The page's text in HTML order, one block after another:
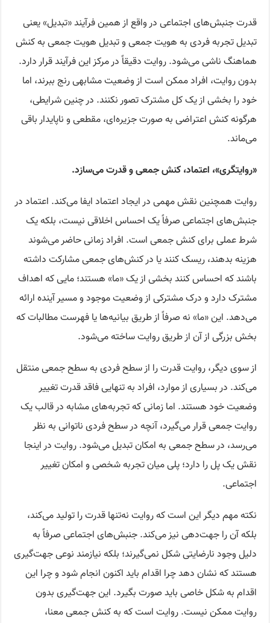
قدرت جنبش‌های اجتماعی در واقع از همین فرآیند «تبدیل» یعنی
تبدیل تجربه فردی به هویت جمعی و تبدیل هویت جمعی به کنش
هماهنگ ناشی می‌شود. روایت دقیقاً در مرکز این فرآیند قرار دارد.
بدون روایت، افراد ممکن است از وضعیت مشابهی رنج ببرند، اما
خود را بخشی از یک کل مشترک تصور نکنند. در چنین شرایطی،
هرگونه کنش اعتراضی به صورت جزیره‌ای، مقطعی و ناپایدار باقی
می‌ماند.
«روایتگری»، اعتماد، کنش جمعی و قدرت می‌سازد.
روایت همچنین نقش مهمی در ایجاد اعتماد ایفا می‌کند. اعتماد در
جنبش‌های اجتماعی صرفاً یک احساس اخلاقی نیست، بلکه یک
شرط عملی برای کنش جمعی است. افراد زمانی حاضر می‌شوند
هزینه بدهند، ریسک کنند یا در کنش‌های جمعی مشارکت داشته
باشند که احساس کنند بخشی از یک «ما» هستند؛ ما‌یی که اهداف
مشترک دارد و درک مشترکی از وضعیت موجود و مسیر آینده ارائه
می‌دهد. این «ما» نه صرفاً از طریق بیانیه‌ها یا فهرست مطالبات که
بخش بزرگی از آن از طریق روایت ساخته می‌شود.
از سوی دیگر، روایت قدرت را از سطح فردی به سطح جمعی منتقل
می‌کند. در بسیاری از موارد، افراد به تنهایی فاقد قدرت تغییر
وضعیت خود هستند. اما زمانی که تجربه‌های مشابه در قالب یک
روایت جمعی قرار می‌گیرد، آنچه در سطح فردی ناتوانی به نظر
می‌رسد، در سطح جمعی به امکان تبدیل می‌شود. روایت در اینجا
نقش یک پل را دارد؛ پلی میان تجربه شخصی و امکان تغییر
اجتماعی.
نکته مهم دیگر این است که روایت نه‌تنها قدرت را تولید می‌کند،
بلکه آن را جهت‌دهی نیز می‌کند. جنبش‌های اجتماعی صرفاً به
دلیل وجود نارضایتی شکل نمی‌گیرند؛ بلکه نیازمند نوعی جهت‌گیری
هستند که نشان دهد چرا اقدام باید اکنون انجام شود و چرا این
اقدام به شکل خاصی باید صورت بگیرد. این جهت‌گیری بدون
روایت ممکن نیست. روایت است که به کنش جمعی معنا،